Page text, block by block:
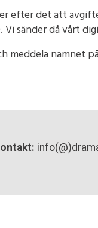
efter det att
Vi sänder då vårt
meddela namnet